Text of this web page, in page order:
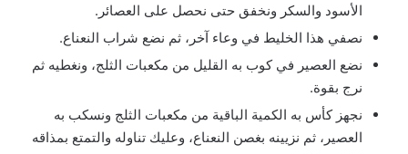
الأسود والسكر ونخفق حتى نحصل على العصائر.
نصفي هذا الخليط في وعاء آخر، ثم نضع شراب النعناع.
نضع العصير في كوب به القليل من مكعبات الثلج، ونغطيه ثم
نرج بقوة.
نجهز كأس به الكمية الباقية من مكعبات الثلج ونسكب به
العصير، ثم نزيينه بغصن النعناع، وعليك تناوله والتمتع بمذاقه